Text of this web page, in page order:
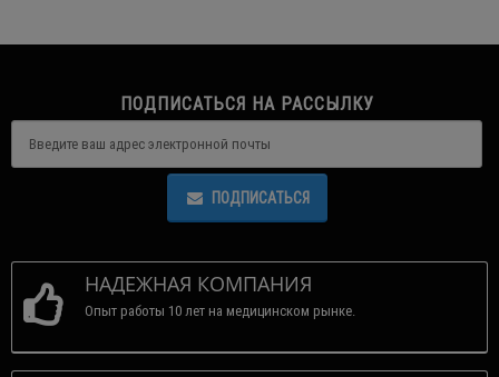
ПОДПИСАТЬСЯ НА РАССЫЛКУ
ПОДПИСАТЬСЯ
НАДЕЖНАЯ КОМПАНИЯ
Опыт работы 10 лет на медицинском рынке.